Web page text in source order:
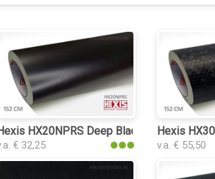
interieurfolie
HX20NPRS Deep Black Satin
€ 32,25
Hexis
v.a. € 55,50